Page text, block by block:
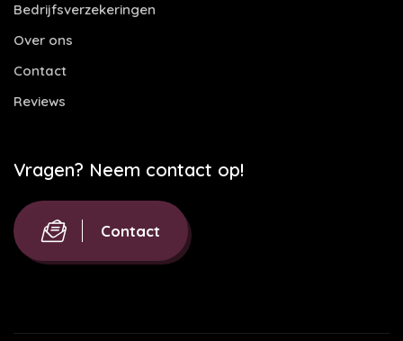
Bedrijfsverzekeringen
Over ons
Contact
Reviews
Vragen? Neem contact op!
Contact